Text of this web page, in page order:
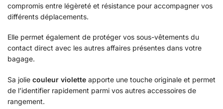
compromis entre légèreté et résistance pour accompagner vos
différents déplacements.
Elle permet également de protéger vos sous-vêtements du
contact direct avec les autres affaires présentes dans votre
bagage.
Sa jolie couleur violette apporte une touche originale et permet
de l’identifier rapidement parmi vos autres accessoires de
rangement.